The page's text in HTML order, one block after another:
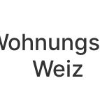
Weiz